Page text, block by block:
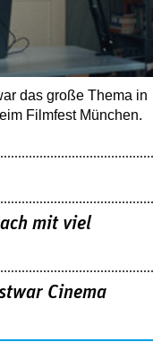
das große Thema in
Filmfest München.
mit viel
Cinema